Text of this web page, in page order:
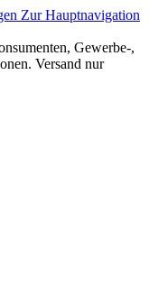
Zur Hauptnavigation
Gewerbe-,
Versand nur